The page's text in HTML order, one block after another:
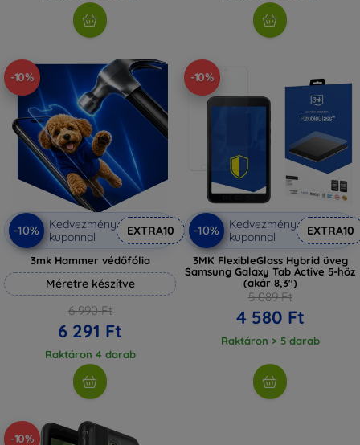
-10%
-10%
Kedvezmény
kuponnal
EXTRA10
3mk Hammer védőfólia
Méretre készítve
6 990 Ft
6 291 Ft
Raktáron 4 darab
-10%
-10%
Kedvezmény
kuponnal
EXTRA10
3MK FlexibleGlass Hybrid üveg
Samsung Galaxy Tab Active 5-höz
(akár 8,3")
5 089 Ft
4 580 Ft
Raktáron > 5 darab
-10%